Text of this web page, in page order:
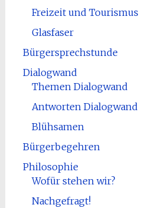
Freizeit und Tourismus
Glasfaser
Bürgersprechstunde
Dialogwand
Themen Dialogwand
Antworten Dialogwand
Blühsamen
Bürgerbegehren
Philosophie
Wofür stehen wir?
Nachgefragt!